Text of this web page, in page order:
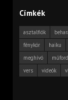
Címkék
asztalfiók
fénykör
haiku
meghívó
vers
videók